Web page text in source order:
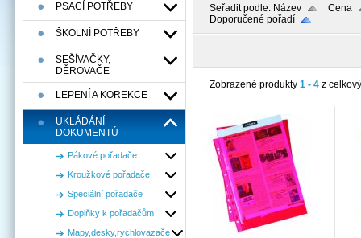
PSACÍ POTŘEBY
ŠKOLNÍ POTŘEBY
SEŠÍVAČKY,
DĚROVAČE
LEPENÍ A KOREKCE
UKLÁDÁNÍ
DOKUMENTÚ
Pákové pořadače
Kroužkové pořadače
Speciální pořadače
Doplňky k pořadačům
Mapy,desky,rychlovazače
Seřadit podle: Název
Cena
Doporučené pořadí
Zobrazené produkty 1 - 4 z